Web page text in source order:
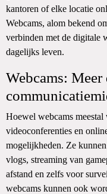
kantoren of elke locatie
Webcams, alom bekend
verbinden met de digitale
dagelijks leven.
Webcams: Meer
Hoewel webcams meestal
videoconferenties en
mogelijkheden. Ze
vlogs, streaming van
afstand en zelfs voor
webcams kunnen ook